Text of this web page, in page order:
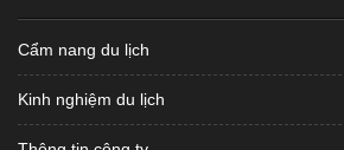
Cẩm nang du lịch
Kinh nghiệm du lịch